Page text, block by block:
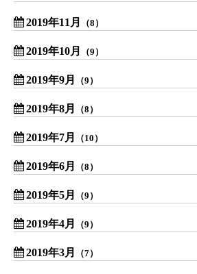
2019年11月 （8）
2019年10月 （9）
2019年9月 （9）
2019年8月 （8）
2019年7月 （10）
2019年6月 （8）
2019年5月 （9）
2019年4月 （9）
2019年3月 （7）